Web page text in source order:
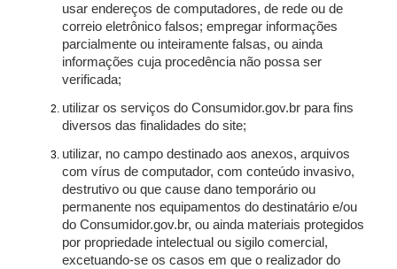
usar endereços de computadores, de rede ou de
correio eletrônico falsos; empregar informações
parcialmente ou inteiramente falsas, ou ainda
informações cuja procedência não possa ser
verificada;
utilizar os serviços do Consumidor.gov.br para fins
diversos das finalidades do site;
utilizar, no campo destinado aos anexos, arquivos
com vírus de computador, com conteúdo invasivo,
destrutivo ou que cause dano temporário ou
permanente nos equipamentos do destinatário e/ou
do Consumidor.gov.br, ou ainda materiais protegidos
por propriedade intelectual ou sigilo comercial,
excetuando-se os casos em que o realizador do